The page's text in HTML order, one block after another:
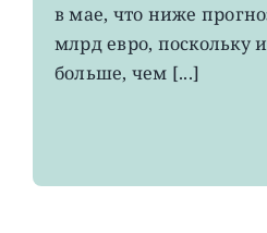
в мае, что ниже
млрд евро, поскольку
больше, чем [...]